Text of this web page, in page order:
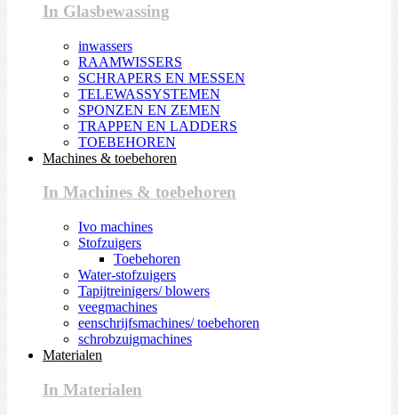
In Glasbewassing
inwassers
RAAMWISSERS
SCHRAPERS EN MESSEN
TELEWASSYSTEMEN
SPONZEN EN ZEMEN
TRAPPEN EN LADDERS
TOEBEHOREN
Machines & toebehoren
In Machines & toebehoren
Ivo machines
Stofzuigers
Toebehoren
Water-stofzuigers
Tapijtreinigers/ blowers
veegmachines
eenschrijfsmachines/ toebehoren
schrobzuigmachines
Materialen
In Materialen